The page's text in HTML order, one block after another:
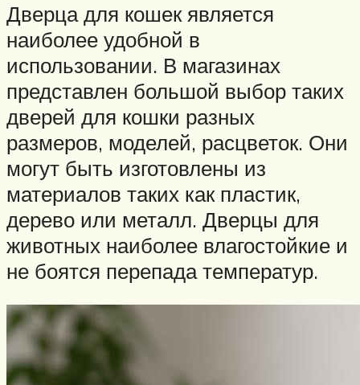
Дверца для кошек является
наиболее удобной в
использовании. В магазинах
представлен большой выбор таких
дверей для кошки разных
размеров, моделей, расцветок. Они
могут быть изготовлены из
материалов таких как пластик,
дерево или металл. Дверцы для
животных наиболее влагостойкие и
не боятся перепада температур.